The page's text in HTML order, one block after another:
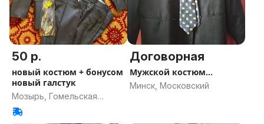
50 р.
новый костюм + бонусом
новый галстук
Мозырь, Гомельская
область
Договорная
Мужской костюм...
Минск, Московский